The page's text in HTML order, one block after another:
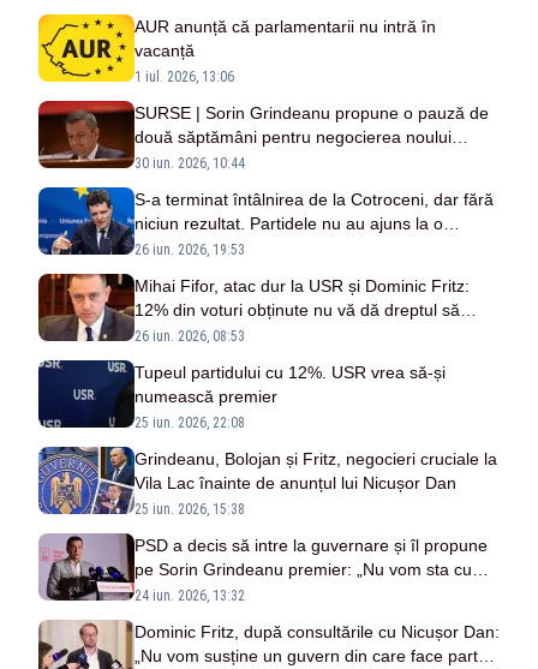
AUR anunță că parlamentarii nu intră în
vacanță
1 iul. 2026, 13:06
SURSE | Sorin Grindeanu propune o pauză de
două săptămâni pentru negocierea noului
Guvern
30 iun. 2026, 10:44
S-a terminat întâlnirea de la Cotroceni, dar fără
niciun rezultat. Partidele nu au ajuns la o
înțelegere
26 iun. 2026, 19:53
Mihai Fifor, atac dur la USR și Dominic Fritz:
12% din voturi obținute nu vă dă dreptul să
decideți cine guvernează
26 iun. 2026, 08:53
Tupeul partidului cu 12%. USR vrea să-și
numească premier
25 iun. 2026, 22:08
Grindeanu, Bolojan și Fritz, negocieri cruciale la
Vila Lac înainte de anunțul lui Nicușor Dan
25 iun. 2026, 15:38
PSD a decis să intre la guvernare și îl propune
pe Sorin Grindeanu premier: „Nu vom sta cu
căciula în mână în fața nimănui”
24 iun. 2026, 13:32
Dominic Fritz, după consultările cu Nicușor Dan:
„Nu vom susține un guvern din care face parte